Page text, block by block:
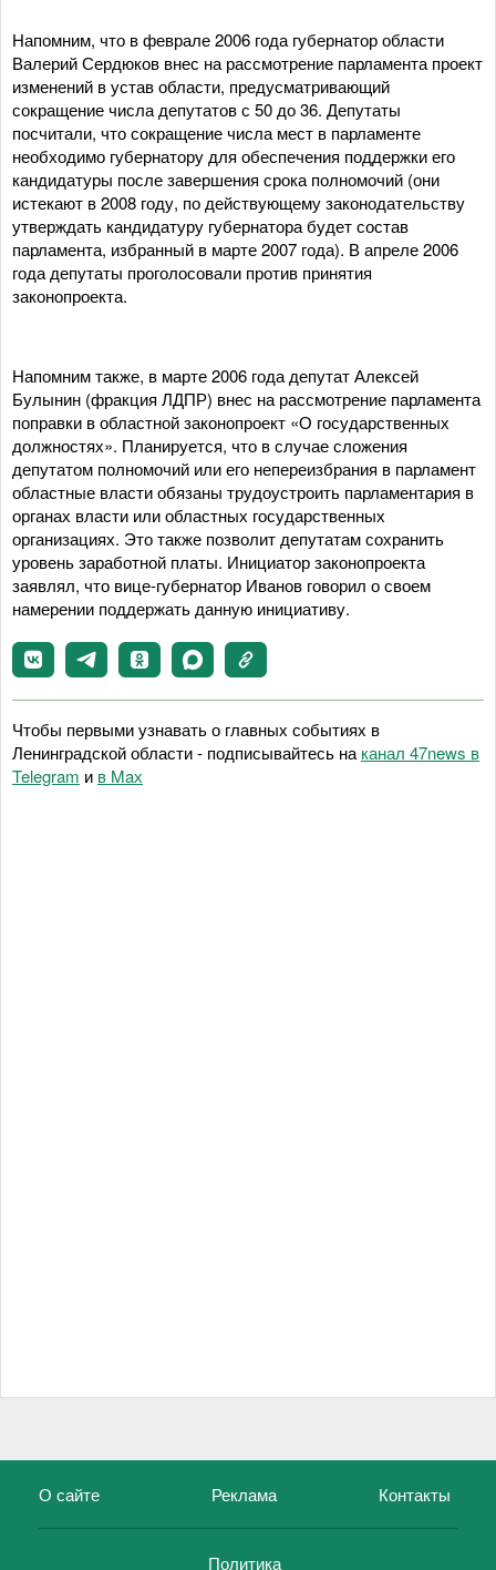
Напомним, что в феврале 2006 года губернатор области
Валерий Сердюков внес на рассмотрение парламента проект
изменений в устав области, предусматривающий
сокращение числа депутатов с 50 до 36. Депутаты
посчитали, что сокращение числа мест в парламенте
необходимо губернатору для обеспечения поддержки его
кандидатуры после завершения срока полномочий (они
истекают в 2008 году, по действующему законодательству
утверждать кандидатуру губернатора будет состав
парламента, избранный в марте 2007 года). В апреле 2006
года депутаты проголосовали против принятия
законопроекта.
Напомним также, в марте 2006 года депутат Алексей
Булынин (фракция ЛДПР) внес на рассмотрение парламента
поправки в областной законопроект «О государственных
должностях». Планируется, что в случае сложения
депутатом полномочий или его непереизбрания в парламент
областные власти обязаны трудоустроить парламентария в
органах власти или областных государственных
организациях. Это также позволит депутатам сохранить
уровень заработной платы. Инициатор законопроекта
заявлял, что вице-губернатор Иванов говорил о своем
намерении поддержать данную инициативу.
Чтобы первыми узнавать о главных событиях в
Ленинградской области - подписывайтесь на канал 47news в
Telegram и в Maх
О сайте Реклама Контакты
Политика